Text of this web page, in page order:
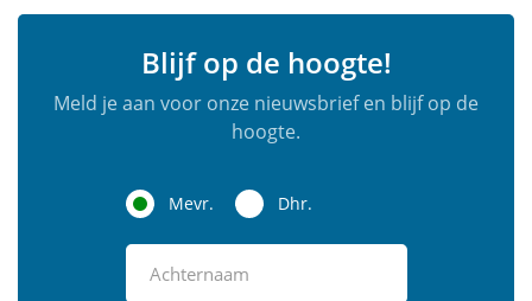
Blijf op de hoogte!
Meld je aan voor onze nieuwsbrief en blijf op de
hoogte.
Mevr. Dhr.